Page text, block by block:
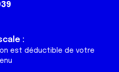
:
est déductible de votre